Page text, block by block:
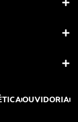
OUVIDORIA